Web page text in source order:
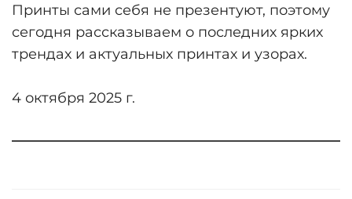
Принты сами себя не презентуют, поэтому
сегодня рассказываем о последних ярких
трендах и актуальных принтах и узорах.
4 октября 2025 г.